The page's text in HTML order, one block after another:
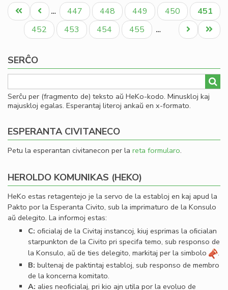
al
Pagination
Unua
paĝo
Antaŭa
paĝo
… Paĝo
447 Paĝo
448 Paĝo
449 Paĝo
450
Aktuala
paĝo
451
Paĝo
452 Paĝo
453 Paĝo
454 Paĝo
455 …
Last
page
Next
page
SERĈO
Serĉu per (fragmento de) teksto aŭ HeKo-kodo. Minuskloj kaj
majuskloj egalas. Esperantaj literoj ankaŭ en x-formato.
ESPERANTA CIVITANECO
Petu la esperantan civitanecon per la reta formularo.
HEROLDO KOMUNIKAS (HEKO)
HeKo estas retagentejo je la servo de la establoj en kaj apud la
Pakto por la Esperanta Civito, sub la imprimaturo de la Konsulo
aŭ delegito. La informoj estas:
C: oﬁcialaj de la Civitaj instancoj, kiuj esprimas la oﬁcialan
starpunkton de la Civito pri specifa temo, sub responso de
la Konsulo, aŭ de ties delegito, markitaj per la simbolo
.
B: bultenaj de paktintaj establoj, sub responso de membro
de la koncerna komitato.
A: alies neoﬁcialaj, pri kio ajn utila por la evoluo de